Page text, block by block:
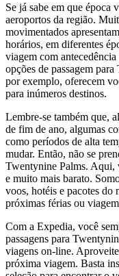
Se já sabe em que época
aeroportos da região.
movimentados
horários, em diferentes
viagem com
opções de passagem
por exemplo, oferecem
para inúmeros destinos.
Lembre-se também que,
de fim de ano, algumas
como períodos de alta
mudar. Então, não se
Twentynine Palms. Aqui,
e muito mais barato.
voos, hotéis e pacotes do
próximas férias ou
Com a Expedia, você
passagens para
viagens on-line.
próxima viagem. Basta